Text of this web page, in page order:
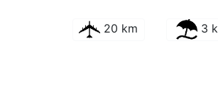
20 km 3